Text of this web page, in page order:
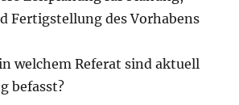
Fertigstellung des Vorhabens
welchem Referat sind aktuell
befasst?